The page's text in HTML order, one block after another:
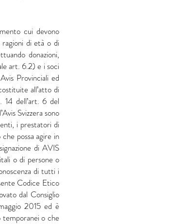
cui devono
di età o di
donazioni,
art. 6.2) e i soci
Provinciali ed
all’atto di
14 dell’art. 6 del
Svizzera sono
i prestatori di
possa agire in
di AVIS
o di persone o
di tutti i
Codice Etico
dal Consiglio
2015 ed è
o che